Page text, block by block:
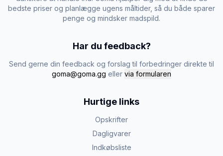
bedste priser og planlægge ugens måltider, så du både sparer
penge og mindsker madspild.
Har du feedback?
Send gerne din feedback og forslag til forbedringer direkte til
goma@goma.gg eller via formularen
Hurtige links
Opskrifter
Dagligvarer
Indkøbsliste